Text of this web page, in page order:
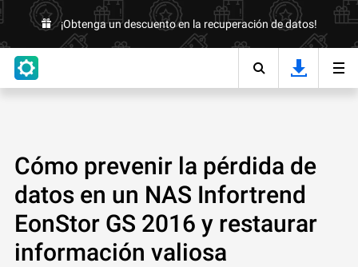
¡Obtenga un descuento en la recuperación de datos!
Cómo prevenir la pérdida de
datos en un NAS Infortrend
EonStor GS 2016 y restaurar
información valiosa